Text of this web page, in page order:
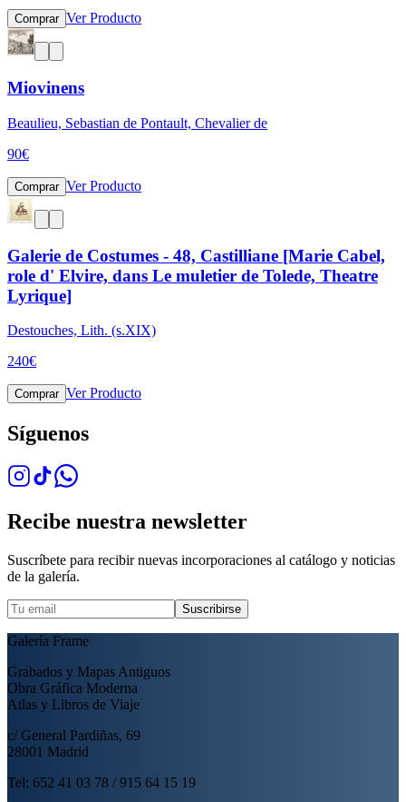
Comprar Ver Producto
Miovinens
Beaulieu, Sebastian de Pontault, Chevalier de
90€
Comprar Ver Producto
Galerie de Costumes - 48, Castilliane [Marie Cabel,
role d' Elvire, dans Le muletier de Tolede, Theatre
Lyrique]
Destouches, Lith. (s.XIX)
240€
Comprar Ver Producto
Síguenos
Recibe nuestra newsletter
Suscríbete para recibir nuevas incorporaciones al catálogo y noticias
de la galería.
Suscribirse
Galería Frame
Grabados y Mapas Antiguos
Obra Gráfica Moderna
Atlas y Libros de Viaje
c/ General Pardiñas, 69
28001 Madrid
Tel: 652 41 03 78 / 915 64 15 19